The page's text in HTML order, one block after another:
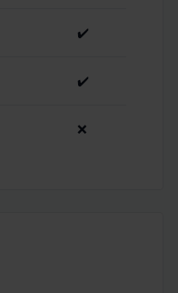
Nutzung der Dienste
✔️
✔️
❌